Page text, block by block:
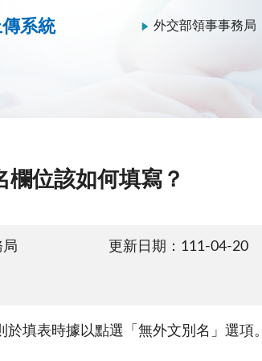
外交部領事事務局
系統
位該如何填寫？
局
更新日期：111-04-20
填表時據以點選「無外文別名」選項。